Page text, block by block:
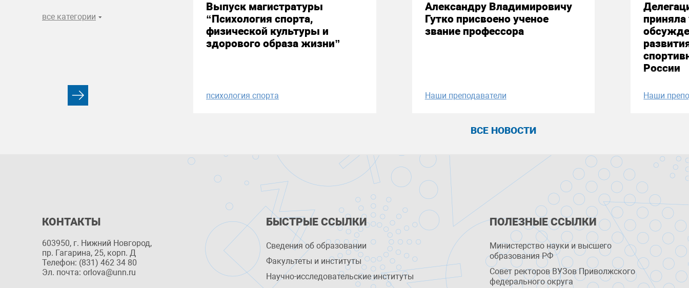
все категории
Выпуск магистратуры
“Психология спорта,
физической культуры и
здорового образа жизни”
психология спорта
Александру Владимировичу
Гутко присвоено ученое
звание профессора
Наши преподаватели
приняла
России
Наши
ВСЕ НОВОСТИ
КОНТАКТЫ
603950, г. Нижний Новгород,
пр. Гагарина, 25, корп. Д
Телефон: (831) 462 34 80
Эл. почта: orlova@unn.ru
БЫСТРЫЕ ССЫЛКИ
Сведения об образовании
Факультеты и институты
Научно-исследовательские институты
ПОЛЕЗНЫЕ ССЫЛКИ
Министерство науки и высшего
образования РФ
Совет ректоров ВУЗов Приволжского
федерального округа